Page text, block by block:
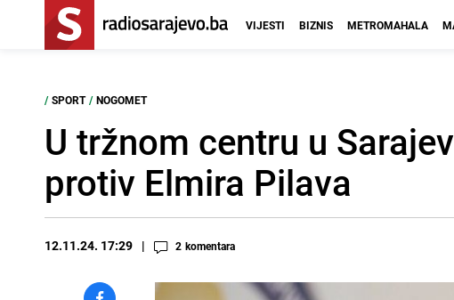
VIJESTI BIZNIS METROMAHALA
/ SPORT / NOGOMET
U tržnom centru u
protiv Elmira Pilava
12.11.24. 17:29 2 komentara